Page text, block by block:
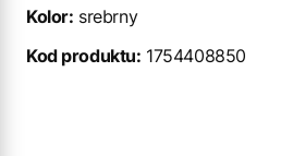
Kolor: srebrny
Kod produktu: 1754408850